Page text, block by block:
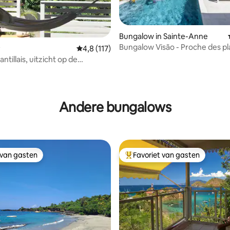
4,88 uit 5, 150 recensies
Gemiddelde beoordeling van 4,8 uit 5, 117
4,8 (117)
uitzicht op de
Bungalow in Sainte-Anne
Bungalow Visão - Proche des
Andere bungalows
gasten
gasten Topfavoriet van gasten
Favoriet van gasten